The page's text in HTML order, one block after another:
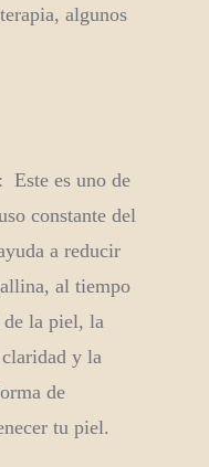
algunos
: Este es uno de
constante del
a reducir
al tiempo
la piel, la
y la
de
tu piel.